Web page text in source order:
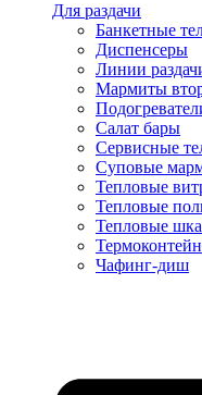
Для раздачи
Банкетные
Диспенсеры
Линии
Мармиты
Салат бары
Сервисные
Суповые
Тепловые
Тепловые
Тепловые
Чафинг-диш